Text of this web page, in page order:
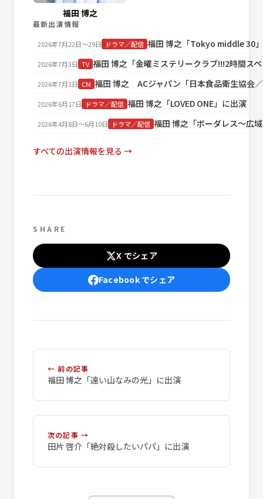
福田 博之
最新出演情報
2026年7月22日〜29日 ドラマ／配信 福田 博之「Tokyo middle 30
2026年7月3日 TV 福田 博之「金曜ミステリークラブ!!!2時間ス
2026年7月1日 CM 福田 博之 ACジャパン「日本食品衛生協会
2026年6月17日 ドラマ／配信 福田 博之「LOVED ONE」に出演
2026年4月8日〜6月10日 ドラマ／配信 福田 博之「ボーダレス～広
すべての出演情報を見る →
SHARE
X でシェア
Facebook でシェア
← 前の記事
福田 博之「遠い山なみの光」に出演
次の記事 →
田片 啓介「絶対殺したいパパ」に出演